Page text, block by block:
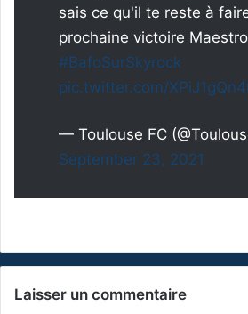
sais ce qu'il te reste à
prochaine victoire
#BafoSurSkyrock
pic.twitter.com/
— Toulouse FC
September 23, 2021
Laisser un commentaire